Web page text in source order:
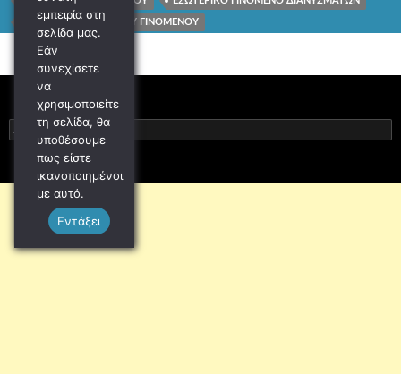
ΑΣΚΗΣΕΙΣ ΕΣΩΤΕΡΙΚΟΥ ΓΙΝΟΜΕΝΟΥ
Αναζήτηση
για:
εμπειρία στη
σελίδα μας.
Εάν
συνεχίσετε
να
χρησιμοποιείτε
τη σελίδα, θα
υποθέσουμε
πως είστε
ικανοποιημένοι
με αυτό.
Εντάξει